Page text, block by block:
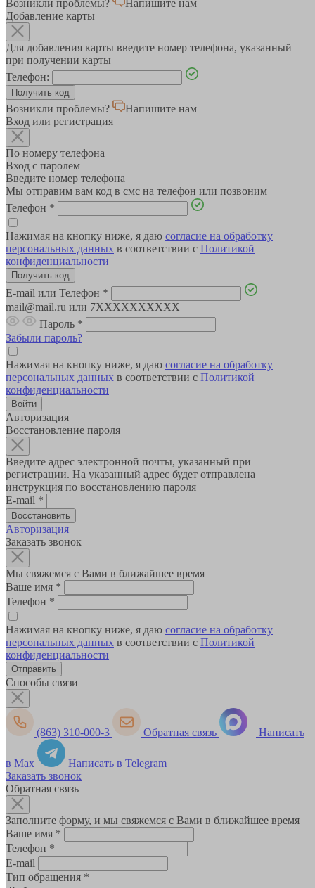
Возникли проблемы?
Напишите нам
Добавление карты
Для добавления карты введите номер телефона, указанный
при получении карты
Телефон:
Возникли проблемы?
Напишите нам
Вход или регистрация
По номеру телефона
Вход с паролем
Введите номер телефона
Мы отправим вам код в смс на телефон или позвоним
Телефон *
Нажимая на кнопку ниже, я даю согласие на обработку
персональных данных в соответствии с Политикой
конфиденциальности
E-mail или Телефон *
mail@mail.ru или 7XXXXXXXXXX
Пароль *
Забыли пароль?
Нажимая на кнопку ниже, я даю согласие на обработку
персональных данных в соответствии с Политикой
конфиденциальности
Авторизация
Восстановление пароля
Введите адрес электронной почты, указанный при
регистрации. На указанный адрес будет отправлена
инструкция по восстановлению пароля
E-mail *
Авторизация
Заказать звонок
Мы свяжемся с Вами в ближайшее время
Ваше имя *
Телефон *
Нажимая на кнопку ниже, я даю согласие на обработку
персональных данных в соответствии с Политикой
конфиденциальности
Способы связи
(863) 310-000-3 Обратная связь Написать
в Max
Написать в Telegram
Заказать звонок
Обратная связь
Заполните форму, и мы свяжемся с Вами в ближайшее время
Ваше имя *
Телефон *
E-mail
Тип обращения *